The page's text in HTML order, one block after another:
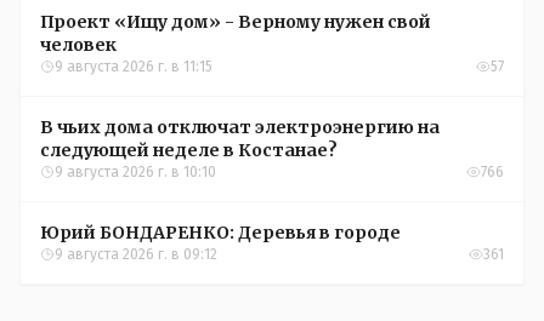
Проект «Ищу дом» - Верному нужен свой
человек
9 августа 2026 г. в 11:15 57
В чьих дома отключат электроэнергию на
следующей неделе в Костанае?
9 августа 2026 г. в 10:10 766
Юрий БОНДАРЕНКО: Деревья в городе
9 августа 2026 г. в 09:12 361